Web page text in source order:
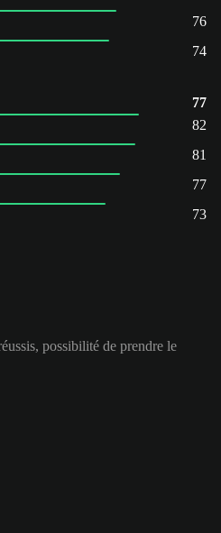
76
74
77
82
81
77
73
possibilité de prendre le